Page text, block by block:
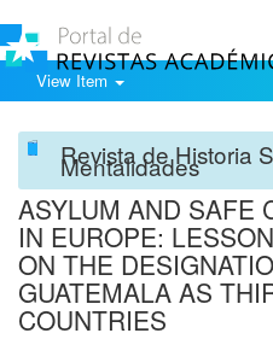
View Item
Revista de Historia
Mentalidades
ASYLUM AND SAFE
IN EUROPE:
ON THE
GUATEMALA AS
COUNTRIES